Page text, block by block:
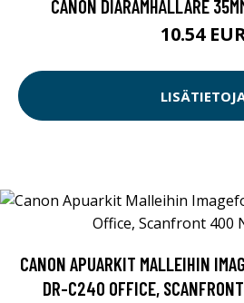
CANON DIARAMHÅLLARE
10.54
CANON APUARKIT MALLEIHIN
DR-C240 OFFICE,